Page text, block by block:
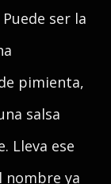
ser la
pimienta,
salsa
Lleva ese
nombre ya